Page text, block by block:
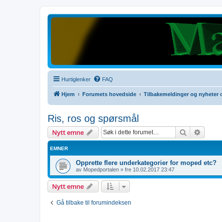
Hurtiglenker FAQ
Hjem Forumets hovedside Tilbakemeldinger og nyheter
Ris, ros og spørsmål
Nytt emne Søk
EMNER
Opprette flere underkategorier for moped etc?
av Mopedportalen » fre 10.02.2017 23:47
Nytt emne
Gå tilbake til forumindeksen